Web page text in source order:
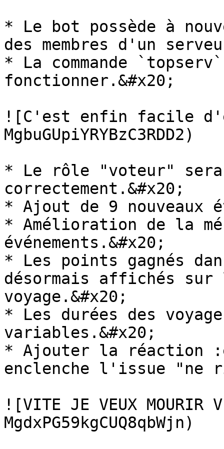
* Le bot possède à
des membres d'un
* La commande
fonctionner.&#x20;
![C'est enfin facile
MgbuGUpiYRYBzC3RDD2)
* Le rôle "voteur" sera
correctement.&#x20;
* Ajout de 9 nouveaux
* Amélioration de la
événements.&#x20;
* Les points gagnés
désormais affichés
voyage.&#x20;
* Les durées des
variables.&#x20;
* Ajouter la réaction
enclenche l'issue "ne
![VITE JE VEUX
MgdxPG59kgCUQ8qbWjn)